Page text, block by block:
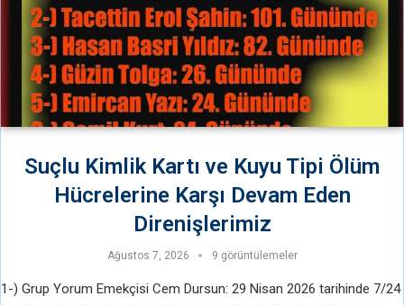
Suçlu Kimlik Kartı ve Kuyu Tipi Ölüm
Hücrelerine Karşı Devam Eden
Direnişlerimiz
Ağustos 7, 2026 9 görüntülemeler
1-) Grup Yorum Emekçisi Cem Dursun: 29 Nisan 2026 tarihinde 7/24